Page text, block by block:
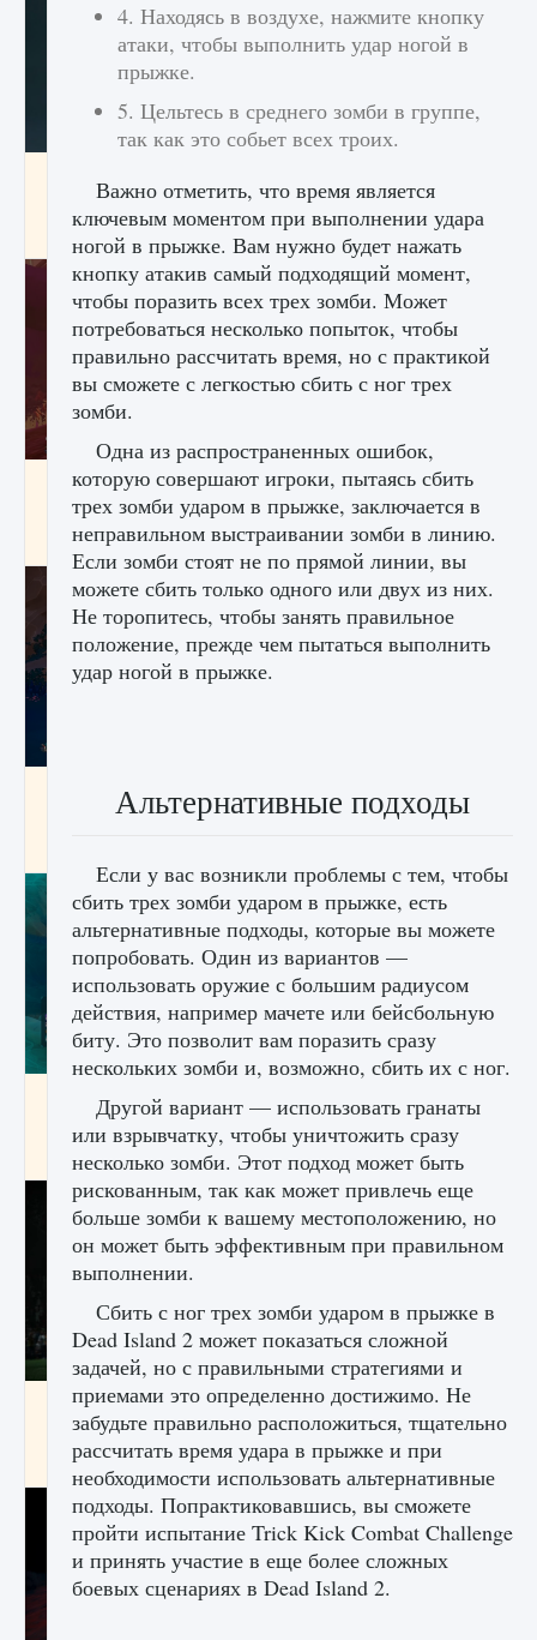
Hawk Ops
9 августа 2024 1 286
Как приручить существ джунглей Нари в
игре Creatures of Ava
9 августа 2024 1 218 0 0
Как разблокировать заклинание Крист в
Creatures of Ava
Как приручить существ из степей Тамура в
игре Creatures of Ava
Как исправить ошибку EA FC 25 beta,
которая не работает
9 августа 2024 1 370 0 0
4. Находясь в воздухе, нажмите кнопку
атаки, чтобы выполнить удар ногой в
прыжке.
5. Цельтесь в среднего зомби в группе,
так как это собьет всех троих.
Важно отметить, что время является
ключевым моментом при выполнении удара
ногой в прыжке. Вам нужно будет нажать
кнопку атакив самый подходящий момент,
чтобы поразить всех трех зомби. Может
потребоваться несколько попыток, чтобы
правильно рассчитать время, но с практикой
вы сможете с легкостью сбить с ног трех
зомби.
Одна из распространенных ошибок,
которую совершают игроки, пытаясь сбить
трех зомби ударом в прыжке, заключается в
неправильном выстраивании зомби в линию.
Если зомби стоят не по прямой линии, вы
можете сбить только одного или двух из них.
Не торопитесь, чтобы занять правильное
положение, прежде чем пытаться выполнить
удар ногой в прыжке.
Альтернативные подходы
Если у вас возникли проблемы с тем, чтобы
сбить трех зомби ударом в прыжке, есть
альтернативные подходы, которые вы можете
попробовать. Один из вариантов —
использовать оружие с большим радиусом
действия, например мачете или бейсбольную
биту. Это позволит вам поразить сразу
нескольких зомби и, возможно, сбить их с ног.
Другой вариант — использовать гранаты
или взрывчатку, чтобы уничтожить сразу
несколько зомби. Этот подход может быть
рискованным, так как может привлечь еще
больше зомби к вашему местоположению, но
он может быть эффективным при правильном
выполнении.
Сбить с ног трех зомби ударом в прыжке в
Dead Island 2 может показаться сложной
задачей, но с правильными стратегиями и
приемами это определенно достижимо. Не
забудьте правильно расположиться, тщательно
рассчитать время удара в прыжке и при
необходимости использовать альтернативные
подходы. Попрактиковавшись, вы сможете
пройти испытание Trick Kick Combat Challenge
и принять участие в еще более сложных
боевых сценариях в Dead Island 2.